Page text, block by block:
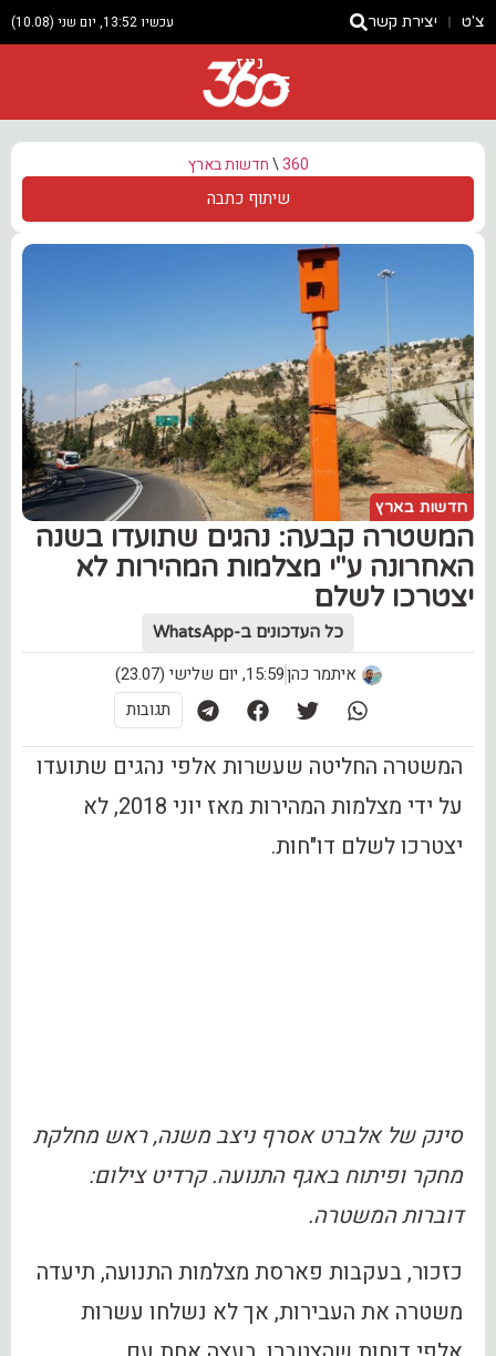
צ'ט יצירת קשר עכשיו 13:52, יום שני (10.08)
ניוז
360
\חדשות בארץ
שיתוף כתבה
חדשות בארץ
המשטרה קבעה: נהגים שתועדו בשנה
האחרונה ע"י מצלמות המהירות לא
יצטרכו לשלם
כל העדכונים ב-WhatsApp
איתמר כהן15:59, יום שלישי (23.07)
תגובות
המשטרה החליטה שעשרות אלפי נהגים שתועדו
על ידי מצלמות המהירות מאז יוני 2018, לא
יצטרכו לשלם דו"חות.
סינק של אלברט אסרף ניצב משנה, ראש מחלקת
מחקר ופיתוח באגף התנועה. קרדיט צילום:
דוברות המשטרה.
כזכור, בעקבות פארסת מצלמות התנועה, תיעדה
משטרה את העבירות, אך לא נשלחו עשרות